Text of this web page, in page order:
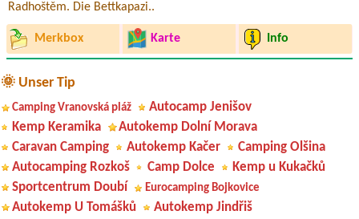
Radhoštěm. Die Bettkapazi..
Merkbox Karte Info
🌞 Unser Tip
Camping Vranovská pláž
Autocamp Jenišov
Kemp Keramika
Autokemp Dolní Morava
Caravan Camping
Autokemp Kačer
Camping Olšina
Autocamping Rozkoš
Camp Dolce
Kemp u Kukačků
Sportcentrum Doubí
Eurocamping Bojkovice
Autokemp U Tomášků
Autokemp Jindřiš